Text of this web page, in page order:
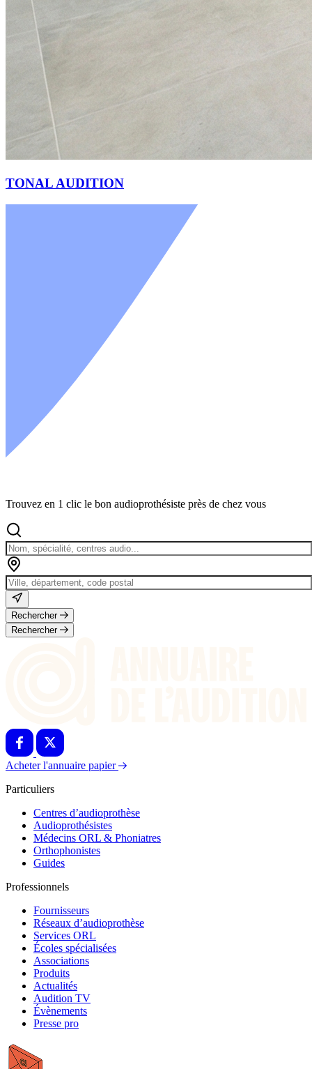
TONAL AUDITION
Trouvez en 1 clic le bon audioprothésiste près de chez vous
Rechercher
Rechercher
Acheter l'annuaire papier
Particuliers
Centres d’audioprothèse
Audioprothésistes
Médecins ORL & Phoniatres
Orthophonistes
Guides
Professionnels
Fournisseurs
Réseaux d’audioprothèse
Services ORL
Écoles spécialisées
Associations
Produits
Actualités
Audition TV
Évènements
Presse pro